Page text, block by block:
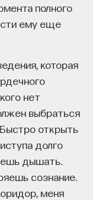
полного
ему еще
которая
нет
выбраться
открыть
долго
дышать.
сознание.
меня